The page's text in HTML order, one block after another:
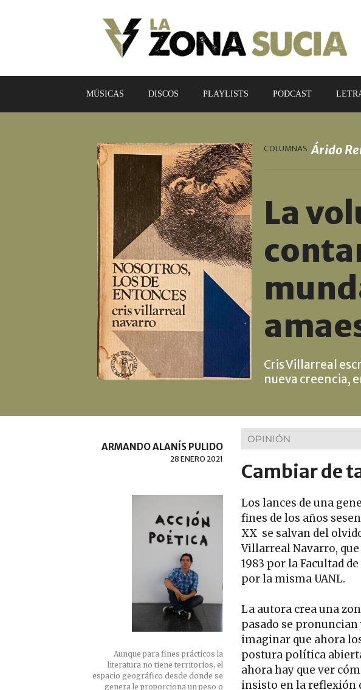
MÚSICAS DISCOS PLAYLISTS PODCAST
COLUMNAS Árido
La
Cris Villarreal
nueva creencia,
OPINIÓN
Cambiar de
Los lances de una
fines de los años
XX se salvan del
Villarreal Navarro,
1983 por la Facultad
por la misma UANL.
La autora crea una
pasado se
imaginar que ahora
postura política
ahora hay que ver
insisto en la reflexión
ARMANDO ALANÍS PULIDO
28 ENERO 2021
Aunque para fines prácticos la
literatura no tiene territorios, el
espacio geográfico desde donde se
genera le proporciona un peso o